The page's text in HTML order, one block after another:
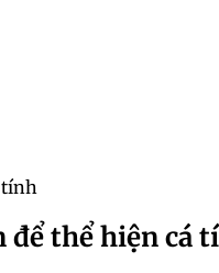
tính
để thể hiện cá